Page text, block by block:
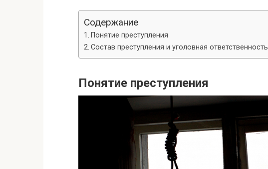
Содержание
Понятие преступления
Состав преступления и уголовная ответственность
Понятие преступления